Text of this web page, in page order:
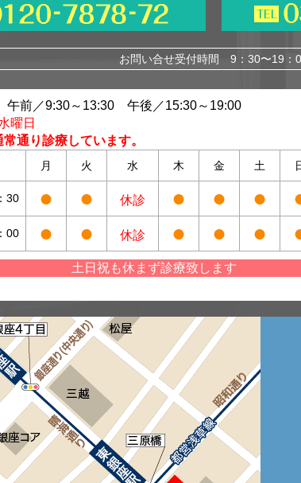
お問い合せ受付時間 9：30〜19：
午前／9:30～13:30 午後／15:30～19:00
曜日
通り診療しています。
月 火 水 木 金 土
30 ● ● 休診 ● ● ●
00 ● ● 休診 ● ● ●
土日祝も休まず診療致します